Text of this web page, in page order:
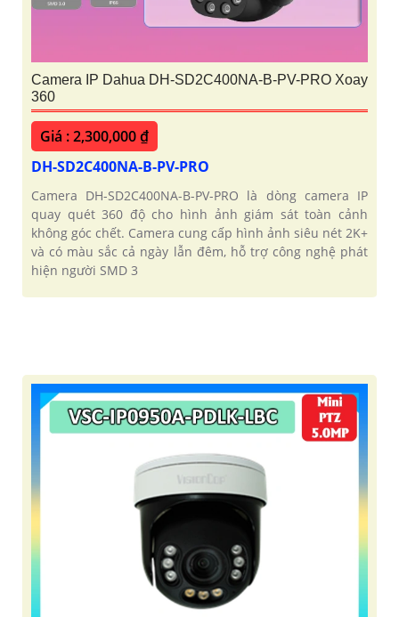
Camera IP Dahua DH-SD2C400NA-B-PV-PRO Xoay
360
Giá : 2,300,000 ₫
DH-SD2C400NA-B-PV-PRO
Camera DH-SD2C400NA-B-PV-PRO là dòng camera IP
quay quét 360 độ cho hình ảnh giám sát toàn cảnh
không góc chết. Camera cung cấp hình ảnh siêu nét 2K+
và có màu sắc cả ngày lẫn đêm, hỗ trợ công nghệ phát
hiện người SMD 3